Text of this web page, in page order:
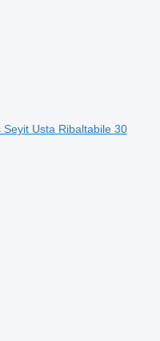
Usta Ribaltabile 30